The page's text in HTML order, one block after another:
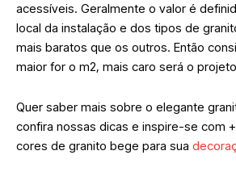
acessíveis. Geralmente o valor é
local da instalação e dos tipos de
mais baratos que os outros. Então
maior for o m2, mais caro será o
Quer saber mais sobre o elegante
confira nossas dicas e inspire-se com
cores de granito bege para sua